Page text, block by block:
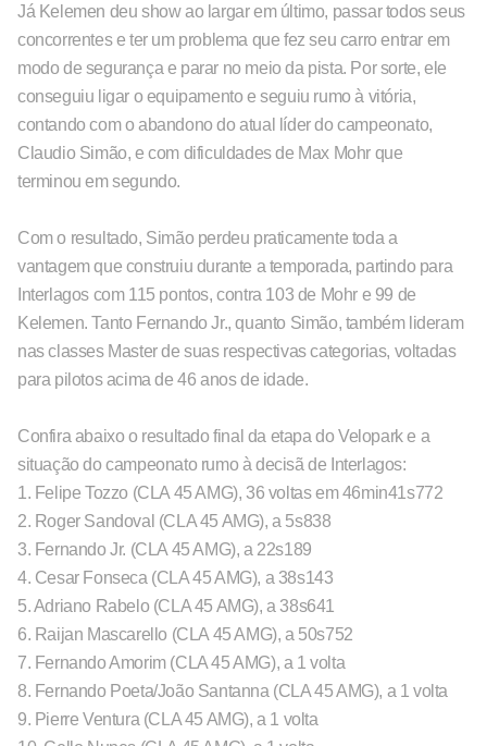
Já Kelemen deu show ao largar em último, passar todos seus
concorrentes e ter um problema que fez seu carro entrar em
modo de segurança e parar no meio da pista. Por sorte, ele
conseguiu ligar o equipamento e seguiu rumo à vitória,
contando com o abandono do atual líder do campeonato,
Claudio Simão, e com dificuldades de Max Mohr que
terminou em segundo.
Com o resultado, Simão perdeu praticamente toda a
vantagem que construiu durante a temporada, partindo para
Interlagos com 115 pontos, contra 103 de Mohr e 99 de
Kelemen. Tanto Fernando Jr., quanto Simão, também lideram
nas classes Master de suas respectivas categorias, voltadas
para pilotos acima de 46 anos de idade.
Confira abaixo o resultado final da etapa do Velopark e a
situação do campeonato rumo à decisã de Interlagos:
1. Felipe Tozzo (CLA 45 AMG), 36 voltas em 46min41s772
2. Roger Sandoval (CLA 45 AMG), a 5s838
3. Fernando Jr. (CLA 45 AMG), a 22s189
4. Cesar Fonseca (CLA 45 AMG), a 38s143
5. Adriano Rabelo (CLA 45 AMG), a 38s641
6. Raijan Mascarello (CLA 45 AMG), a 50s752
7. Fernando Amorim (CLA 45 AMG), a 1 volta
8. Fernando Poeta/João Santanna (CLA 45 AMG), a 1 volta
9. Pierre Ventura (CLA 45 AMG), a 1 volta